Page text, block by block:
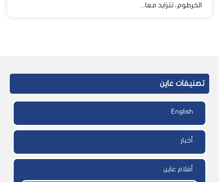
الخرطوم، تتزايد معا...
تصنيفات عاين
English
أخبار
أفلام عاين